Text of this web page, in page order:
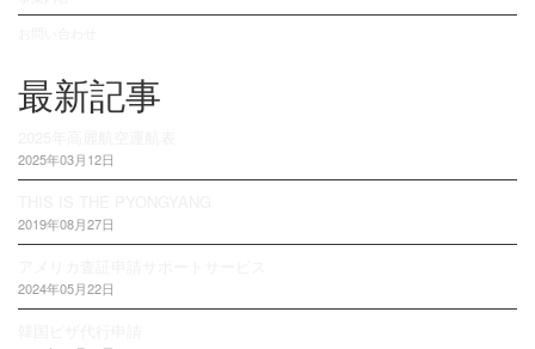
最新記事
2025年03月12日
2019年08月27日
2024年05月22日